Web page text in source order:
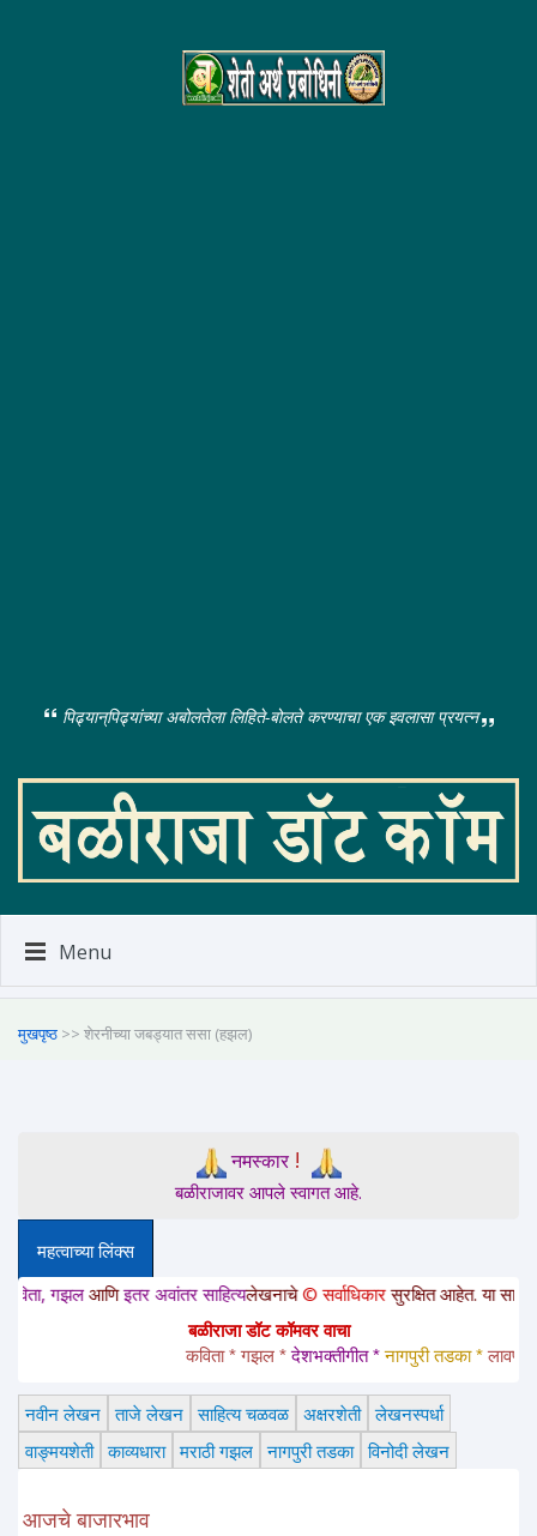
पिढ्यान्‌पिढ्यांच्या अबोलतेला लिहिते-बोलते करण्याचा एक इवलासा प्रयत्न
Menu
मुखपृष्ठ >> शेरनीच्या जबड्यात ससा (हझल)
नमस्कार!
बळीराजावर आपले स्वागत आहे.
महत्वाच्या लिंक्स
आणिइतर अवांतर साहित्यलेखनाचे© सर्वाधिकारसुरक्षित आहेत. या साईटवरचे
बळीराजा डॉट कॉमवर वाचा
कविता * गझल * देशभक्तीगीत * नागपुरी तडका * लावणी *
नवीन लेखन ताजे लेखन साहित्य चळवळ अक्षरशेती लेखनस्पर्धा
वाङ्मयशेती काव्यधारा मराठी गझल नागपुरी तडका विनोदी लेखन
आजचे बाजारभाव